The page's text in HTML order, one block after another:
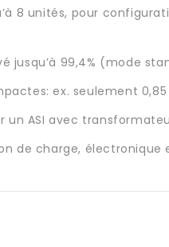
8 unités, pour
jusqu’à 99,4% (mode
ex. seulement 0,85
un ASI avec
de charge, électronique